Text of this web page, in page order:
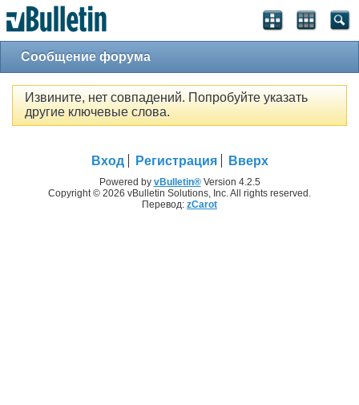
Сообщение форума
Извините, нет совпадений. Попробуйте указать
другие ключевые слова.
Вход Регистрация Вверх
Powered by vBulletin®Version 4.2.5
Copyright © 2026 vBulletin Solutions, Inc. All rights reserved.
Перевод: zCarot